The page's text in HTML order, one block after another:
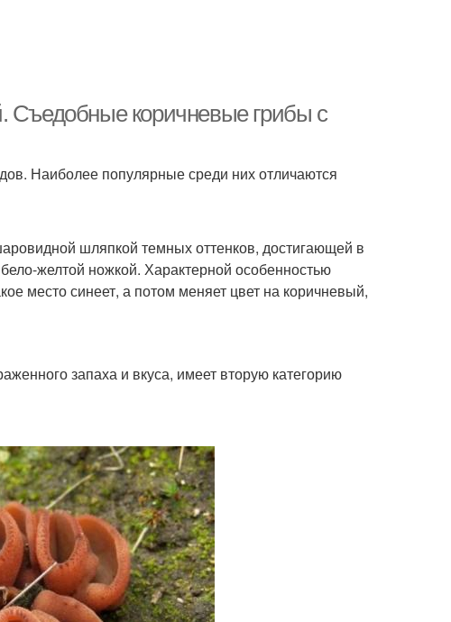
Съедобные коричневые грибы с
Наиболее популярные среди них отличаются
шляпкой темных оттенков, достигающей в
желтой ножкой. Характерной особенностью
место синеет, а потом меняет цвет на коричневый,
запаха и вкуса, имеет вторую категорию